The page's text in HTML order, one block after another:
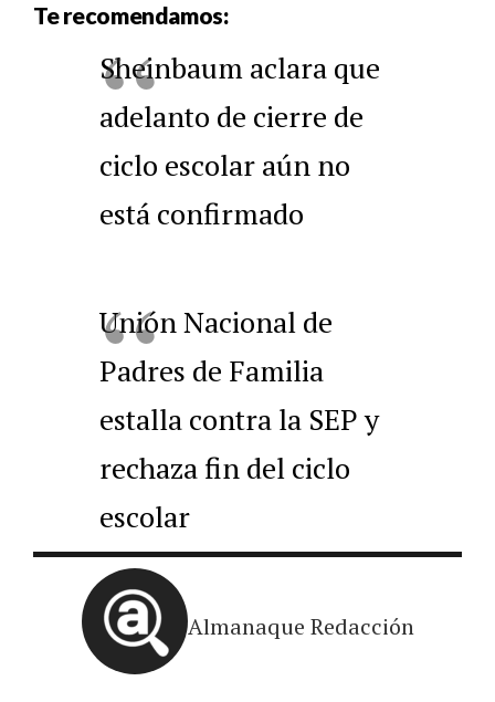
Te recomendamos:
Sheinbaum aclara que
adelanto de cierre de
ciclo escolar aún no
está confirmado
Unión Nacional de
Padres de Familia
estalla contra la SEP y
rechaza fin del ciclo
escolar
Almanaque Redacción